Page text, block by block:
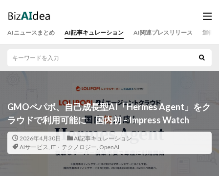
AIニュースまとめ AI記事キュレーション AI関連プレスリリース 運営
GMOペパボ、自己成長型AI「Hermes Agent」をク
ラウドで利用可能に 国内初 – Impress Watch
2026年4月30日
AI記事キュレーション
AIサービス, IT・テクノロジー, OpenAI